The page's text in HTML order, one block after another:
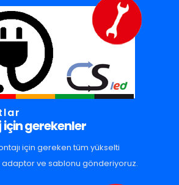
gerekenler
için gereken tüm yükselti
ve sablonu gönderiyoruz.